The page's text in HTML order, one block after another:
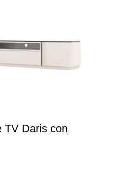
TV Daris con